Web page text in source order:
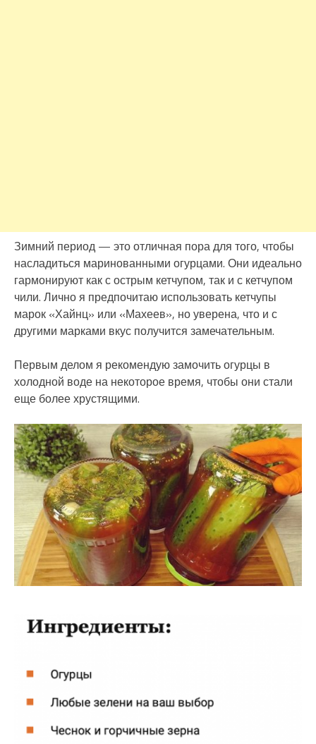
Зимний период — это отличная пора для того, чтобы
насладиться маринованными огурцами. Они идеально
гармонируют как с острым кетчупом, так и с кетчупом
чили. Лично я предпочитаю использовать кетчупы
марок «Хайнц» или «Махеев», но уверена, что и с
другими марками вкус получится замечательным.
Первым делом я рекомендую замочить огурцы в
холодной воде на некоторое время, чтобы они стали
еще более хрустящими.